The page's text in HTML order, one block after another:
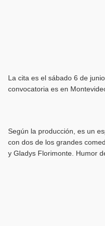
La cita es el sábado 6 de
convocatoria es en
Según la producción, es un
con dos de los grandes
y Gladys Florimonte. Humor